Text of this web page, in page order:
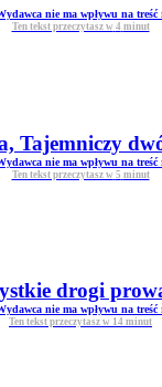
nie ma wpływu na treść
Ten tekst przeczytasz w 4 minut
Tajemniczy
nie ma wpływu na treść
Ten tekst przeczytasz w 5 minut
drogi
nie ma wpływu na treść
Ten tekst przeczytasz w 14 minut